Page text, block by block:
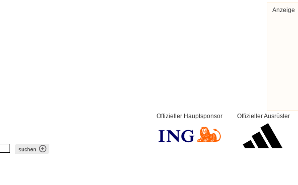
Anzeige
Offizieller Ausrüster
Offizieller Hauptsponsor